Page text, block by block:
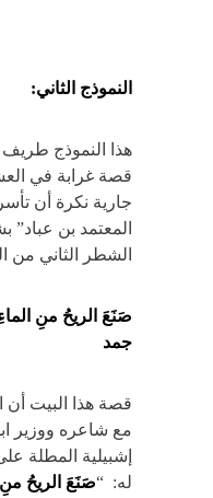
النموذج الثاني:
هذا النموذج
قصة غرابة في
جارية نكرة أن
المعتمد بن
الشطر الثاني من
صَنَعَ الريحُ منِ
جمد
قصة هذا البيت أن
مع شاعره ووزير
إشبيلية المطلة
له: “صَنَعَ الريحُ منِ